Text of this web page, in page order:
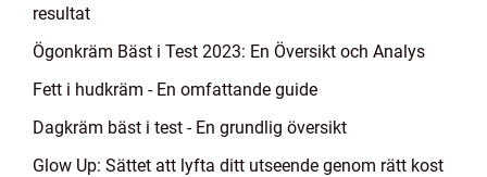
resultat
Ögonkräm Bäst i Test 2023: En Översikt och Analys
Fett i hudkräm - En omfattande guide
Dagkräm bäst i test - En grundlig översikt
Glow Up: Sättet att lyfta ditt utseende genom rätt kost